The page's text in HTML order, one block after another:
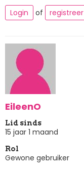
Login
of registreer
EileenO
Lid sinds
15 jaar 1 maand
Rol
Gewone gebruiker